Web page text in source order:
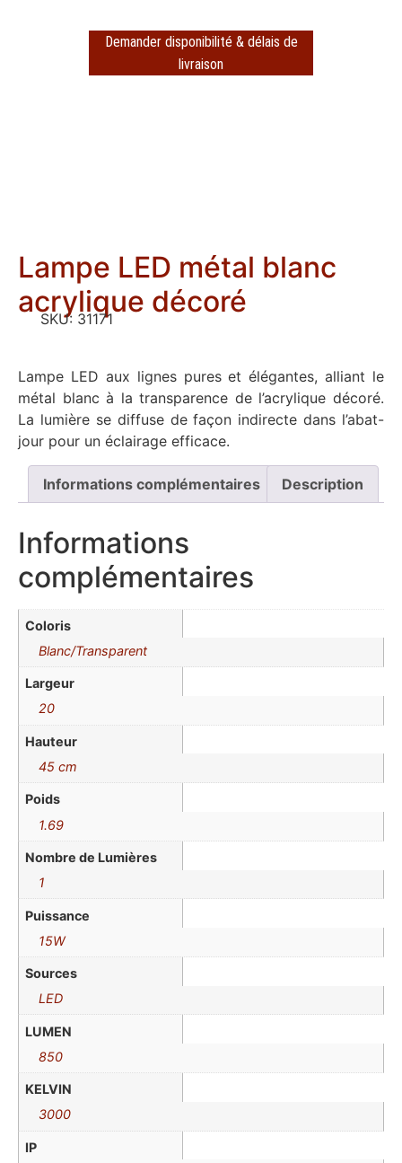
Demander disponibilité & délais de
livraison
Lampe LED métal blanc
acrylique décoré
SKU: 31171
Lampe LED aux lignes pures et élégantes, alliant le
métal blanc à la transparence de l’acrylique décoré.
La lumière se diffuse de façon indirecte dans l’abat-
jour pour un éclairage efficace.
Informations complémentaires Description
Informations
complémentaires
Coloris
Blanc/Transparent
Largeur
20
Hauteur
45 cm
Poids
1.69
Nombre de Lumières
1
Puissance
15W
Sources
LED
LUMEN
850
KELVIN
3000
IP